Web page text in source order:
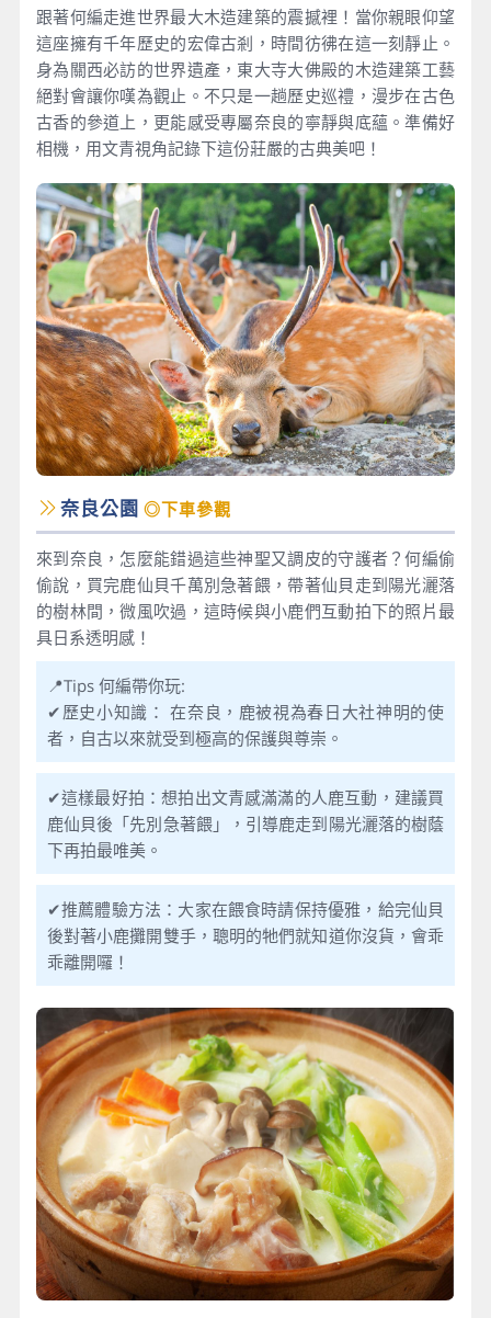
跟著何編走進世界最大木造建築的震撼裡！當你親眼仰望
這座擁有千年歷史的宏偉古剎，時間彷彿在這一刻靜止。
身為關西必訪的世界遺產，東大寺大佛殿的木造建築工藝
絕對會讓你嘆為觀止。不只是一趟歷史巡禮，漫步在古色
古香的參道上，更能感受專屬奈良的寧靜與底蘊。準備好
相機，用文青視角記錄下這份莊嚴的古典美吧！
奈良公園 ◎下車參觀
來到奈良，怎麼能錯過這些神聖又調皮的守護者？何編偷
偷說，買完鹿仙貝千萬別急著餵，帶著仙貝走到陽光灑落
的樹林間，微風吹過，這時候與小鹿們互動拍下的照片最
具日系透明感！
📍Tips 何編帶你玩:
✔歷史小知識： 在奈良，鹿被視為春日大社神明的使
者，自古以來就受到極高的保護與尊崇。
✔這樣最好拍：想拍出文青感滿滿的人鹿互動，建議買
鹿仙貝後「先別急著餵」，引導鹿走到陽光灑落的樹蔭
下再拍最唯美。
✔推薦體驗方法：大家在餵食時請保持優雅，給完仙貝
後對著小鹿攤開雙手，聰明的牠們就知道你沒貨，會乖
乖離開囉！